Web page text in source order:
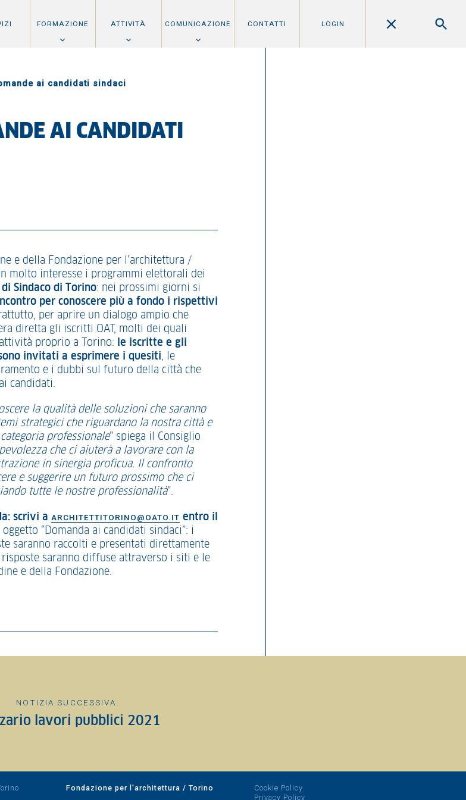
FORMAZIONE ATTIVITÀ COMUNICAZIONE CONTATTI LOGIN
ai candidati sindaci
AI CANDIDATI
e della Fondazione per l’architettura /
molto interesse i programmi elettorali dei
Sindaco di Torino: nei prossimi giorni si
per conoscere più a fondo i rispettivi
per aprire un dialogo ampio che
diretta gli iscritti OAT, molti dei quali
proprio a Torino:
le iscritte e gli
invitati a esprimere i quesiti, le
e i dubbi sul futuro della città che
candidati.
la qualità delle soluzioni che saranno
strategici che riguardano la nostra città e
professionale” spiega il Consiglio
che ci aiuterà a lavorare con la
in sinergia proficua. Il confronto
e suggerire un futuro prossimo che ci
tutte le nostre professionalità”.
scrivi a ARCHITETTITORINO@OATO.IT entro il
oggetto “Domanda ai candidati sindaci”: i
saranno raccolti e presentati direttamente
saranno diffuse attraverso i siti e le
e della Fondazione.
NOTIZIA SUCCESSIVA
lavori pubblici 2021
Fondazione per l'architettura / Torino
Cookie Policy
Privacy Policy